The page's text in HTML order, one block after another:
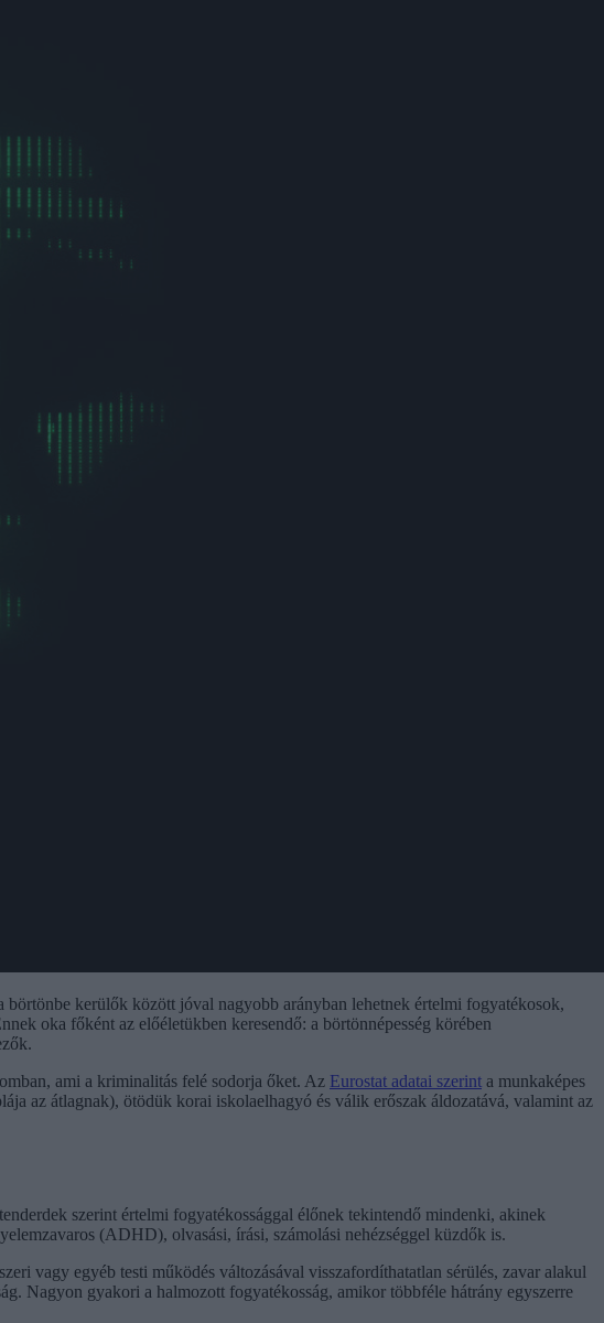
börtönbe kerülők között jóval nagyobb arányban lehetnek értelmi fogyatékosok,
oka főként az előéletükben keresendő: a börtönnépesség körében
ami a kriminalitás felé sodorja őket. Az Eurostat adatai szerint a munkaképes
az átlagnak), ötödük korai iskolaelhagyó és válik erőszak áldozatává, valamint az
szerint értelmi fogyatékossággal élőnek tekintendő mindenki, akinek
(ADHD), olvasási, írási, számolási nehézséggel küzdők is.
vagy egyéb testi működés változásával visszafordíthatatlan sérülés, zavar alakul
Nagyon gyakori a halmozott fogyatékosság, amikor többféle hátrány egyszerre